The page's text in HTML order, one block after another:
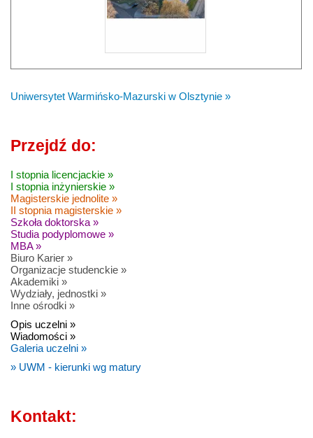
Uniwersytet Warmińsko-Mazurski w Olsztynie »
Przejdź do:
I stopnia licencjackie »
I stopnia inżynierskie »
Magisterskie jednolite »
II stopnia magisterskie »
Szkoła doktorska »
Studia podyplomowe »
MBA »
Biuro Karier »
Organizacje studenckie »
Akademiki »
Wydziały, jednostki »
Inne ośrodki »
Opis uczelni »
Wiadomości »
Galeria uczelni »
» UWM - kierunki wg matury
Kontakt: